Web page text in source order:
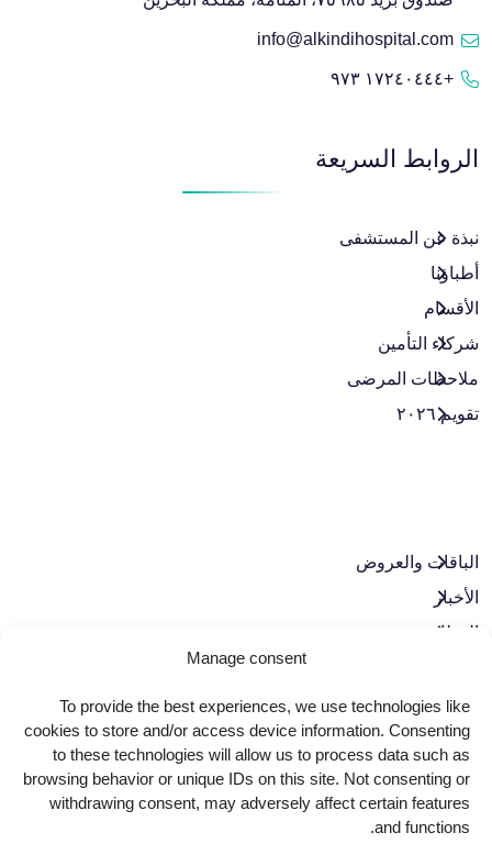
Manage consent
To provide the best experiences, we use technologies like
cookies to store and/or access device information. Consenting
to these technologies will allow us to process data such as
browsing behavior or unique IDs on this site. Not consenting or
withdrawing consent, may adversely affect certain features
and functions.
info@alkindihospital.com
+١٧٢٤٠٤٤٤ ٩٧٣
الروابط السريعة
نبذة عن المستشفى
أطباؤنا
الأقسام
شركاء التأمين
ملاحظات المرضى
تقويم ٢٠٢٦
الباقات والعروض​
الأخبار
الوظائف
سياسة الخصوصية
حوكمة الشركات
حمّل تطبيقنا